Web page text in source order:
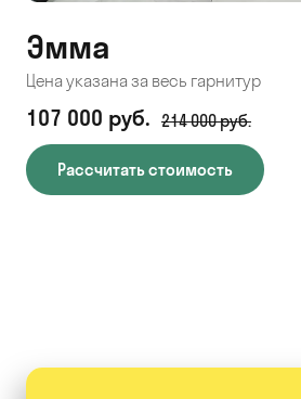
Эмма
Цена указана за весь гарнитур
107 000 руб. 214 000 руб.
Рассчитать стоимость